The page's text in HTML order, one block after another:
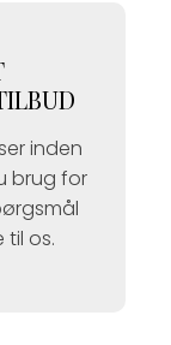
inden
brug for
til os.